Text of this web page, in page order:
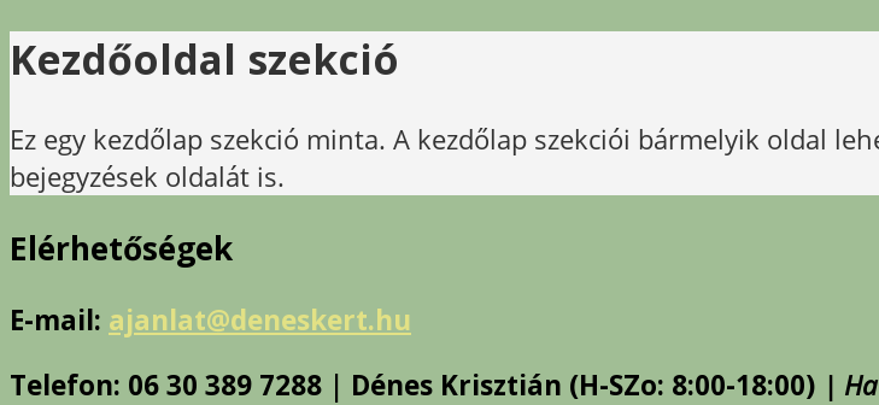
Kezdőoldal szekció
Ez egy kezdőlap szekció minta. A kezdőlap szekciói bármelyik oldal
bejegyzések oldalát is.
Elérhetőségek
E-mail: ajanlat@deneskert.hu
Telefon: 06 30 389 7288 | Dénes Krisztián (H-SZo: 8:00-18:00) |